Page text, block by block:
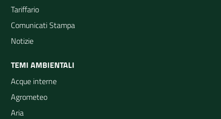
Tariffario
Comunicati Stampa
Notizie
TEMI AMBIENTALI
Acque interne
Agrometeo
Aria